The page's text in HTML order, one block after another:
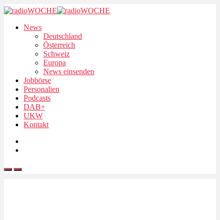
News
Deutschland
Österreich
Schweiz
Europa
News einsenden
Jobbörse
Personalien
Podcasts
DAB+
UKW
Kontakt